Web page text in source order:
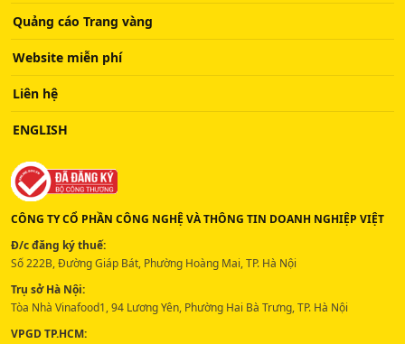
Quảng cáo Trang vàng
Website miễn phí
Liên hệ
ENGLISH
CÔNG TY CỔ PHẦN CÔNG NGHỆ VÀ THÔNG TIN DOANH NGHIỆP VIỆT
Đ/c đăng ký thuế:
Số 222B, Đường Giáp Bát, Phường Hoàng Mai, TP. Hà Nội
Trụ sở Hà Nội:
Tòa Nhà Vinafood1, 94 Lương Yên, Phường Hai Bà Trưng, TP. Hà Nội
VPGD TP.HCM: